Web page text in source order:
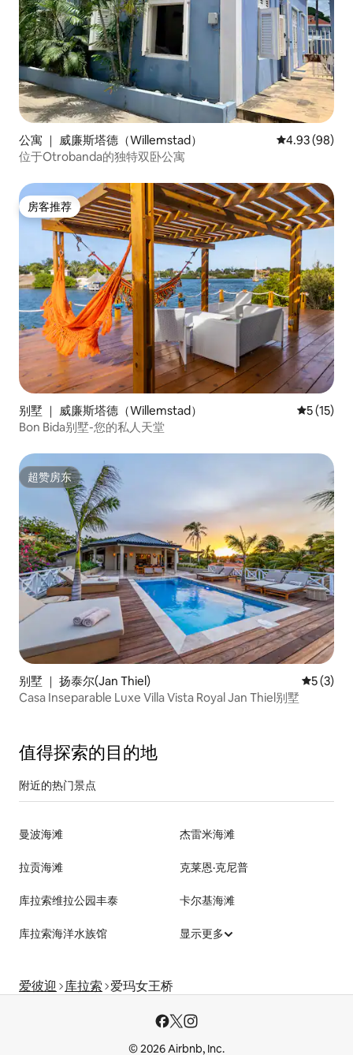
公寓 ｜ 威廉斯塔德（Willemstad） 平均评分 4.93
4.93 (98)
位于Otrobanda的独特双卧公寓
房客推荐
房客推荐
别墅 ｜ 威廉斯塔德（Willemstad） 平均评分
5 (15)
Bon Bida别墅-您的私人天堂
超赞房东
超赞房东
别墅 ｜ 扬泰尔(Jan Thiel) 平均评分
5 (3)
Casa Inseparable Luxe Villa Vista Royal Jan Thiel别墅
值得探索的目的地
附近的热门景点
曼波海滩 杰雷米海滩
拉贡海滩 克莱恩·克尼普
库拉索维拉公园丰泰 卡尔基海滩
库拉索海洋水族馆 显示更多
爱彼迎 库拉索 爱玛女王桥
© 2026 Airbnb, Inc.